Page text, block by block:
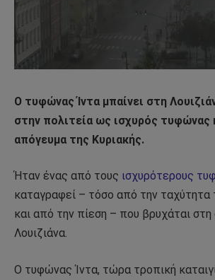
Ο τυφώνας Ίντα μπαίνει στη
στην πολιτεία ως ισχυρός τυφώνας
απόγευμα της Κυριακής.
Ήταν ένας από τους ισχυρότερους
καταγραφεί – τόσο από την ταχύτητα
και από την πίεση – που βρυχάται στη
Λουιζιάνα.
Ο τυφώνας Ίντα, τώρα τροπική